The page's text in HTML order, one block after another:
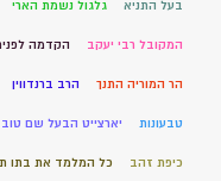
בעל התניא גלגול נשמת הארי
המקובל רבי יעקב הקדמה
הר המוריה התנך הרב ברנדווין
טבעונות יארצייט הבעל שם טוב
כיפת זהב כל המלמד את בתו